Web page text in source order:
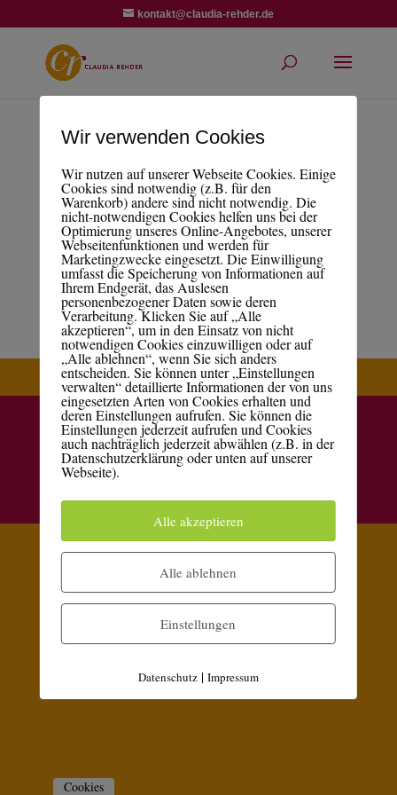
kontakt@claudia-rehder.de
Wise Lines 13
vonClaudia Rehder|Juli 27, 2022
Kontakt Datenschutzerklärung Impressum
Designed byElegant Themes| Powered byWordPress
Cookies
Wir verwenden Cookies
Wir nutzen auf unserer Webseite Cookies. Einige
Cookies sind notwendig (z.B. für den
Warenkorb) andere sind nicht notwendig. Die
nicht-notwendigen Cookies helfen uns bei der
Optimierung unseres Online-Angebotes, unserer
Webseitenfunktionen und werden für
Marketingzwecke eingesetzt. Die Einwilligung
umfasst die Speicherung von Informationen auf
Ihrem Endgerät, das Auslesen
personenbezogener Daten sowie deren
Verarbeitung. Klicken Sie auf „Alle
akzeptieren“, um in den Einsatz von nicht
notwendigen Cookies einzuwilligen oder auf
„Alle ablehnen“, wenn Sie sich anders
entscheiden. Sie können unter „Einstellungen
verwalten“ detaillierte Informationen der von uns
eingesetzten Arten von Cookies erhalten und
deren Einstellungen aufrufen. Sie können die
Einstellungen jederzeit aufrufen und Cookies
auch nachträglich jederzeit abwählen (z.B. in der
Datenschutzerklärung oder unten auf unserer
Webseite).
Alle akzeptieren
Alle ablehnen
Einstellungen
Datenschutz| Impressum